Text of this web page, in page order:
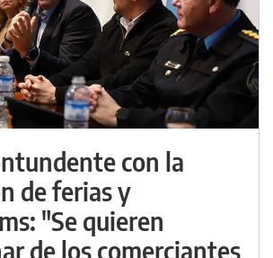
con la
de ferias y
"Se quieren
de los comerciantes